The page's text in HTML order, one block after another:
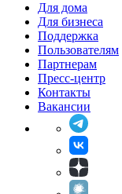
Для дома
Для бизнеса
Поддержка
Пользователям
Партнерам
Пресс-центр
Контакты
Вакансии